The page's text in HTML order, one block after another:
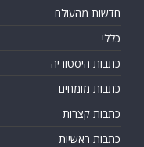
חדשות מהעולם
כללי
כתבות היסטוריה
כתבות מומחים
כתבות קצרות
כתבות ראשיות